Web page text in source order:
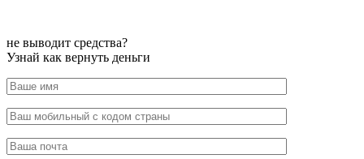
не выводит средства?
Узнай как вернуть деньги